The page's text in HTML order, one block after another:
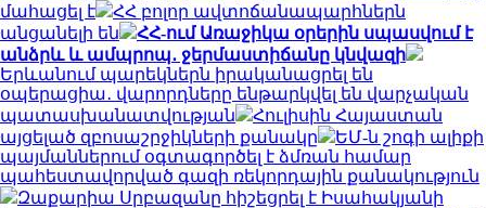
մահացել է
ՀՀ բոլոր ավտոճանապարհներն
անցանելի են
ՀՀ-ում Առաջիկա օրերին սպասվում է
անձրև և ամպրոպ․ ջերմաստիճանը կնվազի
Երևանում պարեկներն իրականացրել են
օպերացիա․ վարորդները ենթարկվել են վարչական
պատասխանատվության
Հուլիսին Հայաստան
այցելած զբոսաշրջիկների քանակը
ԵՄ-ն շոգի ալիքի
պայմաններում օգտագործել է ձմռան համար
պահեստավորված գազի ռեկորդային քանակություն
Զաքարիա Սրբազանը հիշեցրել է Իսահակյանի